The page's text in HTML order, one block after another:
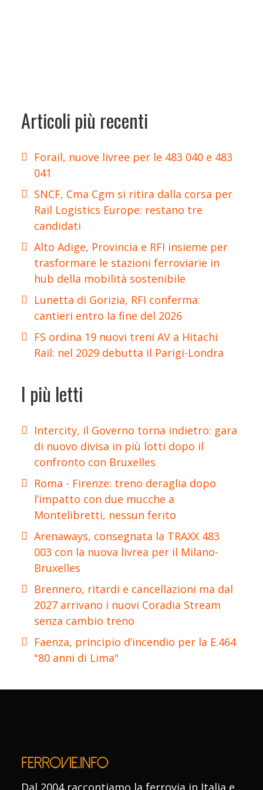
Articoli più recenti
Forail, nuove livree per le 483 040 e 483
041
SNCF, Cma Cgm si ritira dalla corsa per
Rail Logistics Europe: restano tre
candidati
Alto Adige, Provincia e RFI insieme per
trasformare le stazioni ferroviarie in
hub della mobilità sostenibile
Lunetta di Gorizia, RFI conferma:
cantieri entro la fine del 2026
FS ordina 19 nuovi treni AV a Hitachi
Rail: nel 2029 debutta il Parigi-Londra
I più letti
Intercity, il Governo torna indietro: gara
di nuovo divisa in più lotti dopo il
confronto con Bruxelles
Roma - Firenze: treno deraglia dopo
l’impatto con due mucche a
Montelibretti, nessun ferito
Arenaways, consegnata la TRAXX 483
003 con la nuova livrea per il Milano-
Bruxelles
Brennero, ritardi e cancellazioni ma dal
2027 arrivano i nuovi Coradia Stream
senza cambio treno
Faenza, principio d’incendio per la E.464
"80 anni di Lima"